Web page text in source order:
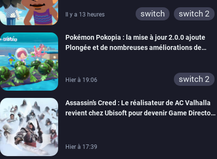
Il y a 13 heures switch switch 2
Pokémon Pokopia : la mise à jour 2.0.0 ajoute
Plongée et de nombreuses améliorations de
Hier à 19:06 switch 2
Assassin’s Creed : Le réalisateur de AC Valhalla
revient chez Ubisoft pour devenir Game Director
Hier à 17:39